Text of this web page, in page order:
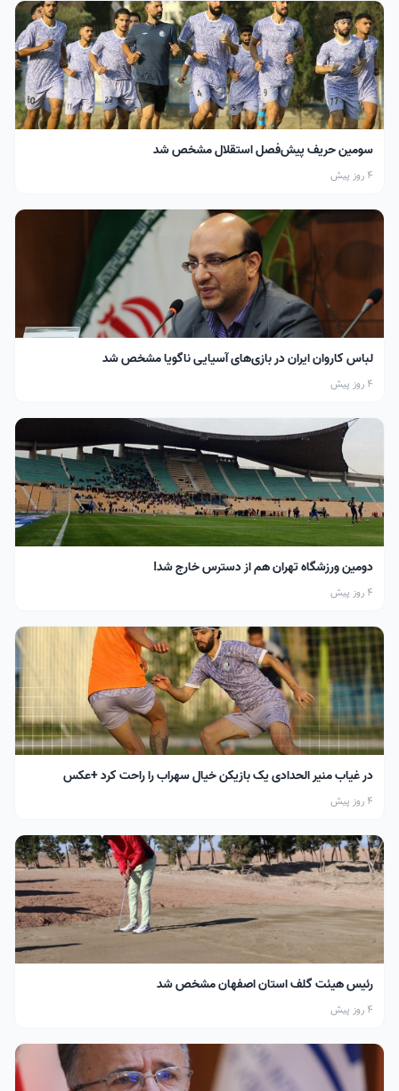
سومین حریف پیش‌فصل استقلال مشخص شد
4 روز پیش
لباس کاروان ایران در بازی‌های آسیایی ناگویا مشخص شد
4 روز پیش
دومین ورزشگاه تهران هم از دسترس خارج شد!
4 روز پیش
در غیاب منیر الحدادی یک بازیکن خیال سهراب را راحت کرد +عکس
4 روز پیش
رئیس هیئت گلف استان اصفهان مشخص شد
4 روز پیش